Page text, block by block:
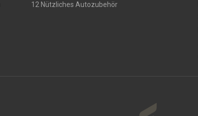
12 Nützliches Autozubehör